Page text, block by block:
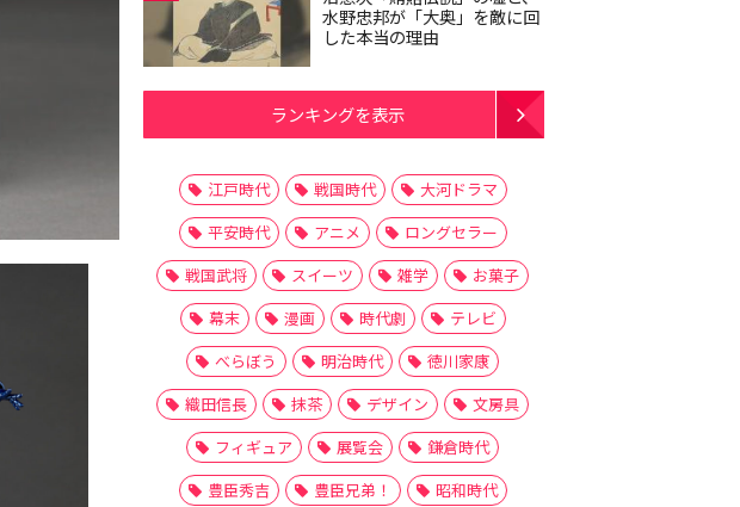
水野忠邦が「大奥」を敵に回
した本当の理由
ランキングを表示
江戸時代 戦国時代
大河ドラマ
平安時代
アニメ
ロングセラー
戦国武将
スイーツ 雑学
お菓子
幕末
漫画 時代劇
テレビ
べらぼう
明治時代
徳川家康
織田信長
抹茶 デザイン
文房具
フィギュア
展覧会
鎌倉時代
豊臣秀吉
豊臣兄弟！
昭和時代